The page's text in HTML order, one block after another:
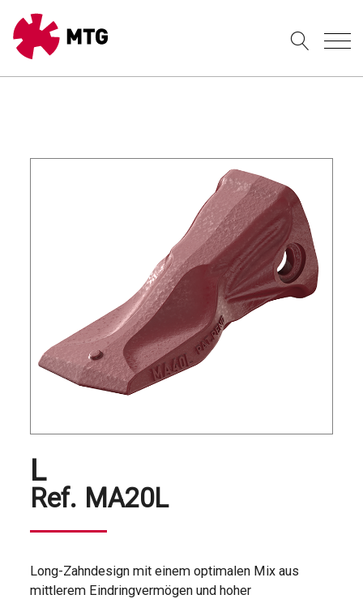
L
Ref. MA20L
Long-Zahndesign mit einem optimalen Mix aus
mittlerem Eindringvermögen und hoher